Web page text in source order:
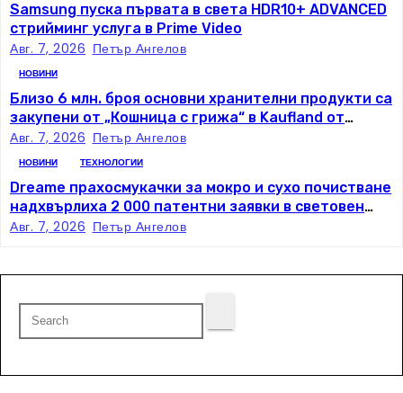
Samsung пуска първата в света HDR10+ ADVANCED
стрийминг услуга в Prime Video
Авг. 7, 2026 Петър Ангелов
НОВИНИ
Близо 6 млн. броя основни хранителни продукти са
закупени от „Кошница с грижа“ в Kaufland от
старта на кампанията
Авг. 7, 2026 Петър Ангелов
НОВИНИ ТЕХНОЛОГИИ
Dreame прахосмукачки за мокро и сухо почистване
надхвърлиха 2 000 патентни заявки в световен
мащаб
Авг. 7, 2026 Петър Ангелов